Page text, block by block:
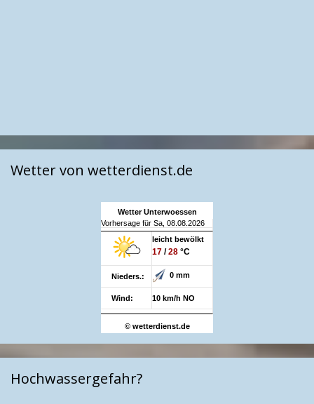
Wetter von wetterdienst.de
Wetter Unterwoessen
Vorhersage für Sa, 08.08.2026
leicht bewölkt
17 /28 °C
Nieders.: 0 mm
Wind: 10 km/h NO
© wetterdienst.de
Hochwassergefahr?